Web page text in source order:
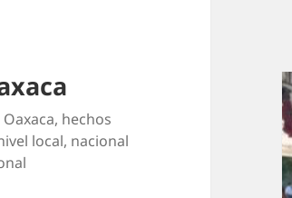
hechos
local, nacional